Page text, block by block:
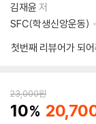
김재윤 저
SFC(학생신앙운동)
첫번째 리뷰어가 되
23,000원
10